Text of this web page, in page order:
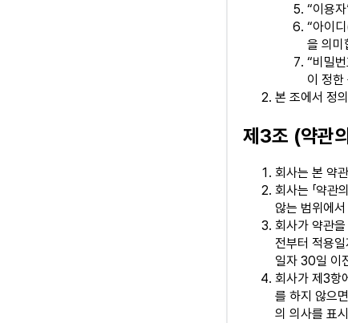
“이용
“아이
을 의미
“비밀
이 정한
본 조에서 정
제3조 (약관
회사는 본 약
회사는 「약관
않는 범위에
회사가 약관
전부터 적용
일자 30일 이
회사가 제3항
를 하지 않으
의 의사를 표